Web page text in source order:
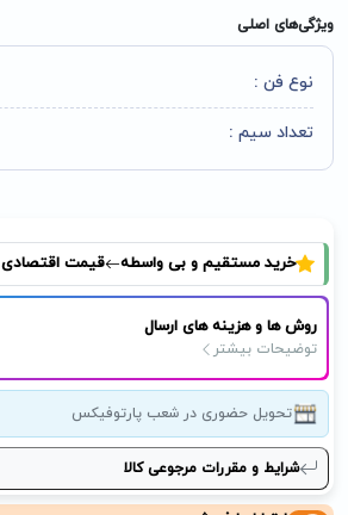
ویژگی‌های اصلی
نوع فن :
تعداد سیم :
خرید مستقیم و بی واسطه قیمت اقتصادی
روش ها و هزینه های ارسال
توضیحات بیشتر
تحویل حضوری در شعب پارتوفیکس
شرایط و مقررات مرجوعی کالا